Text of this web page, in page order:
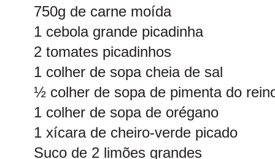
750g de carne moída
1 cebola grande picadinha
2 tomates picadinhos
1 colher de sopa cheia de sal
½ colher de sopa de pimenta do
1 colher de sopa de orégano
1 xícara de cheiro-verde picado
Suco de 2 limões grandes